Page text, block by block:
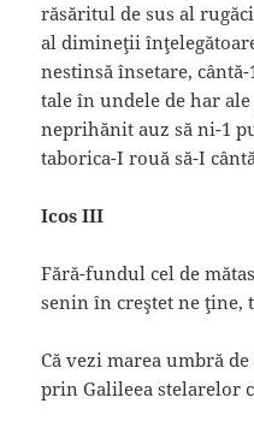
răsăritul de sus al
al dimineţii
nestinsă însetare,
tale în undele de har
neprihănit auz să ni-1
taborica-I rouă să-I
Icos III
Fără-fundul cel de
senin în creştet ne ţine,
Că vezi marea umbră
prin Galileea stelarelor